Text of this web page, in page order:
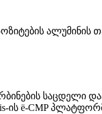
ალუმინის
საცდელი
ის ë-CMP